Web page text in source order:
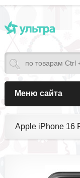
Меню сайта
Apple iPhone 16